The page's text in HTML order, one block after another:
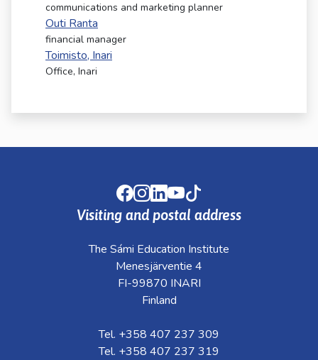
communications and marketing planner
Outi Ranta
financial manager
Toimisto, Inari
Office, Inari
Facebook
Instagram
LinkedIn
Youtube
Visiting and postal address
The Sámi Education Institute
Menesjärventie 4
FI-99870 INARI
Finland
Tel. +358 407 237 309
Tel. +358 407 237 319